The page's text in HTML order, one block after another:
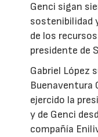
Genci sigan
sostenibilidad
de los
presidente de
Gabriel López
Buenaventura
ejercido la
y de Genci
compañía